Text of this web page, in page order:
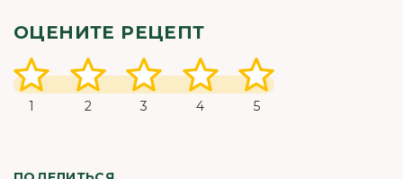
ОЦЕНИТЕ РЕЦЕПТ
1 2 3 4 5